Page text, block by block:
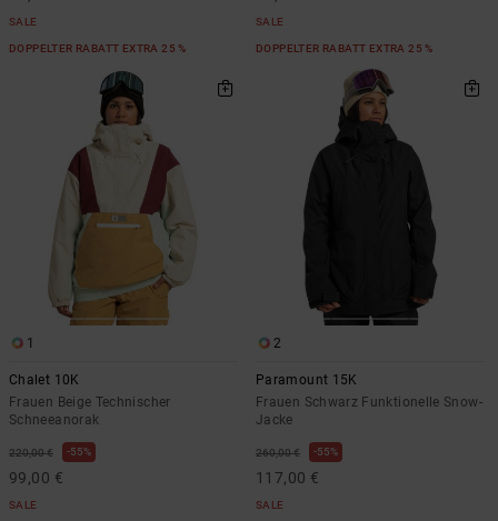
SALE
DOPPELTER RABATT EXTRA 25 %
SALE
DOPPELTER RABATT EXTRA 25 %
1
Chalet 10K
Frauen Beige Technischer
Schneeanorak
220,00 € 55%
99,00 €
SALE
2
Paramount 15K
Frauen Schwarz Funktionelle Snow-
Jacke
260,00 € 55%
117,00 €
SALE